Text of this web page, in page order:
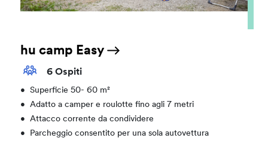
hu camp Easy
6 Ospiti
•
Superficie 50- 60 m²
•
Adatto a camper e roulotte fino agli 7 metri
•
Attacco corrente da condividere
•
Parcheggio consentito per una sola autovettura